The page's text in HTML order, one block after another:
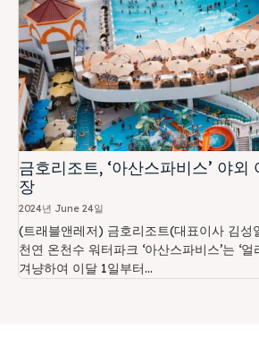
금호리조트, ‘아산스파비스’ 야외
장
2024년 June 24일
(트래블앤레저) 금호리조트(대표이사 김성
천연 온천수 워터파크 ‘아산스파비스’는 ‘
겨냥하여 이달 1일부터...